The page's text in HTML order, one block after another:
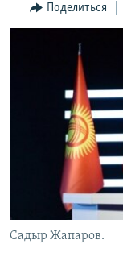
поискуЎЗБЕКЧА
TÜRKMENÇE
Все сайты РСЕ/
Поделиться
Садыр Жапаров.